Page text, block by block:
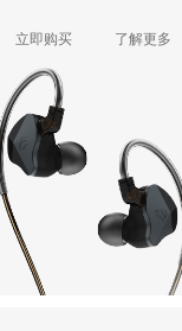
立即购买 了解更多